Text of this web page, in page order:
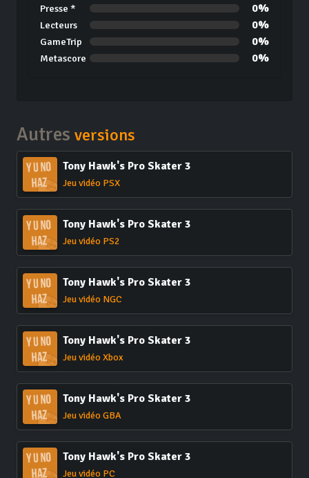
Presse * 0%
Lecteurs 0%
GameTrip 0%
Metascore 0%
Autres versions
Tony Hawk's Pro Skater 3
Jeu vidéo PSX
Tony Hawk's Pro Skater 3
Jeu vidéo PS2
Tony Hawk's Pro Skater 3
Jeu vidéo NGC
Tony Hawk's Pro Skater 3
Jeu vidéo Xbox
Tony Hawk's Pro Skater 3
Jeu vidéo GBA
Tony Hawk's Pro Skater 3
Jeu vidéo PC